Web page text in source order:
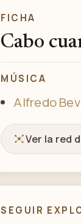
FICHA
Cabo
MÚSICA
Alfredo
Ver la red
SEGUIR